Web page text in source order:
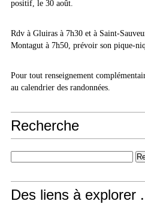
positif, le 30 août.
Rdv à Gluiras à 7h30 et à Saint-
Montagut à 7h50, prévoir son pique-
Pour tout renseignement
au calendrier des randonnées.
Recherche
Des liens à explorer